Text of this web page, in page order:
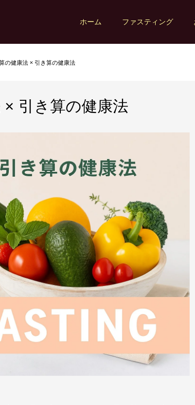
ホーム ファスティング
の健康法 × 引き算の健康法
× 引き算の健康法